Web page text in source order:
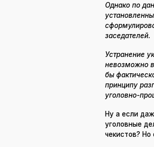
Однако по
заседателей.
Устранение
невозможно в
бы
принципу
уголовно-
Ну а если
уголовные
чекистов?